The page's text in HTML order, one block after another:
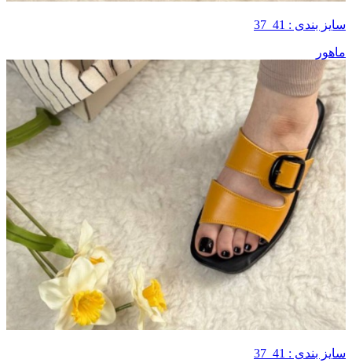
سایز بندی : 41_37
ماهور
سایز بندی : 41_37